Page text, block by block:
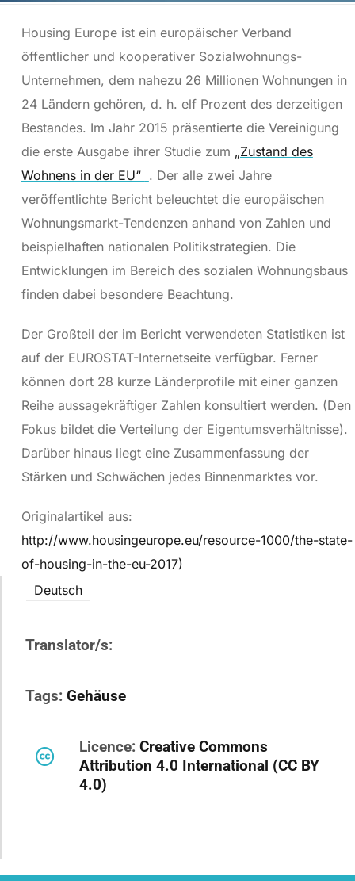
Housing Europe ist ein europäischer Verband
öffentlicher und kooperativer Sozialwohnungs-
Unternehmen, dem nahezu 26 Millionen Wohnungen in
24 Ländern gehören, d. h. elf Prozent des derzeitigen
Bestandes. Im Jahr 2015 präsentierte die Vereinigung
die erste Ausgabe ihrer Studie zum „Zustand des
Wohnens in der EU“ . Der alle zwei Jahre
veröffentlichte Bericht beleuchtet die europäischen
Wohnungsmarkt-Tendenzen anhand von Zahlen und
beispielhaften nationalen Politikstrategien. Die
Entwicklungen im Bereich des sozialen Wohnungsbaus
finden dabei besondere Beachtung.
Der Großteil der im Bericht verwendeten Statistiken ist
auf der EUROSTAT-Internetseite verfügbar. Ferner
können dort 28 kurze Länderprofile mit einer ganzen
Reihe aussagekräftiger Zahlen konsultiert werden. (Den
Fokus bildet die Verteilung der Eigentumsverhältnisse).
Darüber hinaus liegt eine Zusammenfassung der
Stärken und Schwächen jedes Binnenmarktes vor.
Originalartikel aus:
http://www.housingeurope.eu/resource-1000/the-state-
of-housing-in-the-eu-2017)
Deutsch
Translator/s:
Tags: Gehäuse
Licence: Creative Commons
Attribution 4.0 International (CC BY
4.0)